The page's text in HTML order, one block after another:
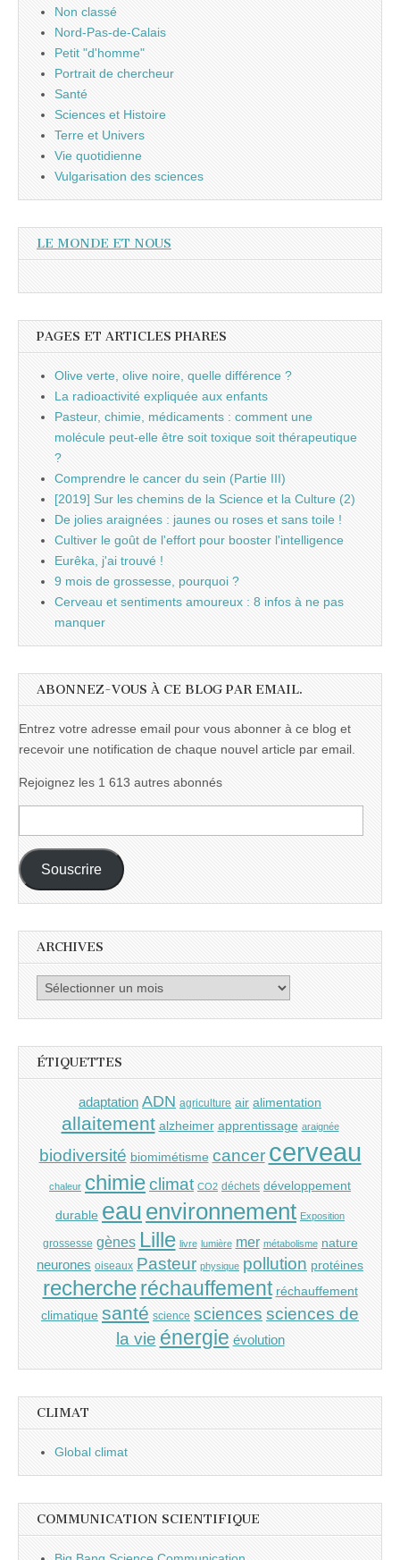
Non classé
Nord-Pas-de-Calais
Petit "d'homme"
Portrait de chercheur
Santé
Sciences et Histoire
Terre et Univers
Vie quotidienne
Vulgarisation des sciences
LE MONDE ET NOUS
PAGES ET ARTICLES PHARES
Olive verte, olive noire, quelle différence ?
La radioactivité expliquée aux enfants
Pasteur, chimie, médicaments : comment une
molécule peut-elle être soit toxique soit thérapeutique
?
Comprendre le cancer du sein (Partie III)
[2019] Sur les chemins de la Science et la Culture (2)
De jolies araignées : jaunes ou roses et sans toile !
Cultiver le goût de l'effort pour booster l'intelligence
Eurêka, j'ai trouvé !
9 mois de grossesse, pourquoi ?
Cerveau et sentiments amoureux : 8 infos à ne pas
manquer
ABONNEZ-VOUS À CE BLOG PAR EMAIL.
Entrez votre adresse email pour vous abonner à ce blog et
recevoir une notification de chaque nouvel article par email.
Rejoignez les 1 613 autres abonnés
e-
mail :
Souscrire
ARCHIVES
Archives
ÉTIQUETTES
adaptation ADN agriculture air alimentation
allaitement alzheimer apprentissage araignée
biodiversité biomimétisme cancer cerveau
chaleur chimieclimat CO2 déchets développement
durable eau environnement Exposition
grossesse gènes Lille livre lumière mer métabolisme nature
neurones oiseaux Pasteur physique pollution protéines
recherche réchauffement réchauffement
climatique santé science sciences sciences de
la vie énergie évolution
CLIMAT
Global climat
COMMUNICATION SCIENTIFIQUE